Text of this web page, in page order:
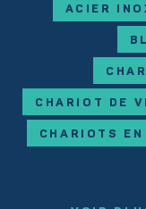
ACIER
CHARIOT DE
CHARIOTS